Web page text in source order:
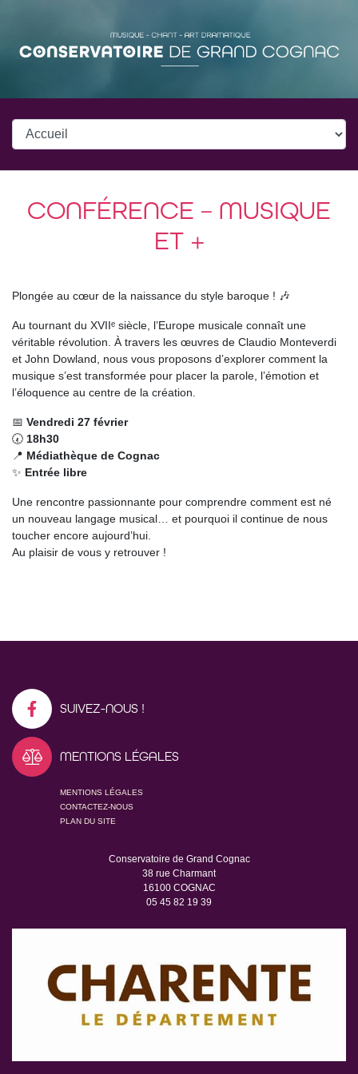
CONFÉRENCE – MUSIQUE
ET +
Plongée au cœur de la naissance du style baroque ! 🎶
Au tournant du XVIIᵉ siècle, l’Europe musicale connaît une
véritable révolution. À travers les œuvres de Claudio Monteverdi
et John Dowland, nous vous proposons d’explorer comment la
musique s’est transformée pour placer la parole, l’émotion et
l’éloquence au centre de la création.
📅 Vendredi 27 février
🕢 18h30
📍 Médiathèque de Cognac
✨ Entrée libre
Une rencontre passionnante pour comprendre comment est né
un nouveau langage musical… et pourquoi il continue de nous
toucher encore aujourd’hui.
Au plaisir de vous y retrouver !
SUIVEZ-NOUS !
MENTIONS LÉGALES
MENTIONS LÉGALES
CONTACTEZ-NOUS
PLAN DU SITE
Conservatoire de Grand Cognac
38 rue Charmant
16100 COGNAC
05 45 82 19 39